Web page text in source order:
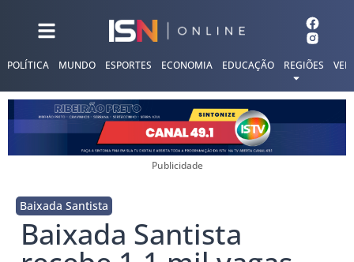
POLÍTICA MUNDO ESPORTES ECONOMIA EDUCAÇÃO REGIÕES
Publicidade
Baixada Santista
Baixada Santista